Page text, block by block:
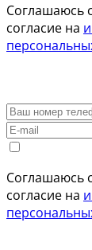
Соглашаюсь с
согласие на
Соглашаюсь с
согласие на